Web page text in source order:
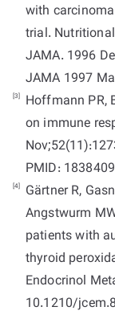
with
trial.
JAMA. 1996
JAMA 1997
[3]
Hoffmann PR,
on immune
PMID:
[4]
Gärtner R,
Angstwurm
patients with
thyroid
Endocrinol
10.1210/